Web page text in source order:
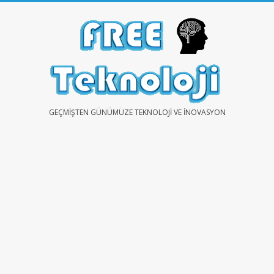
FREEGEÇMIŞTEN GÜNÜMÜZE TEKNOLOJI VE İNOVASYON